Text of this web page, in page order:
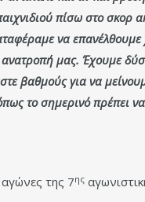
πίσω στο σκορ
να επανέλθουμε
μας. Έχουμε
βαθμούς για να
το σημερινό πρέπει
της 7ης